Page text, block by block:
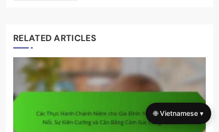
RELATED ARTICLES
🌐 Vietnamese ▾